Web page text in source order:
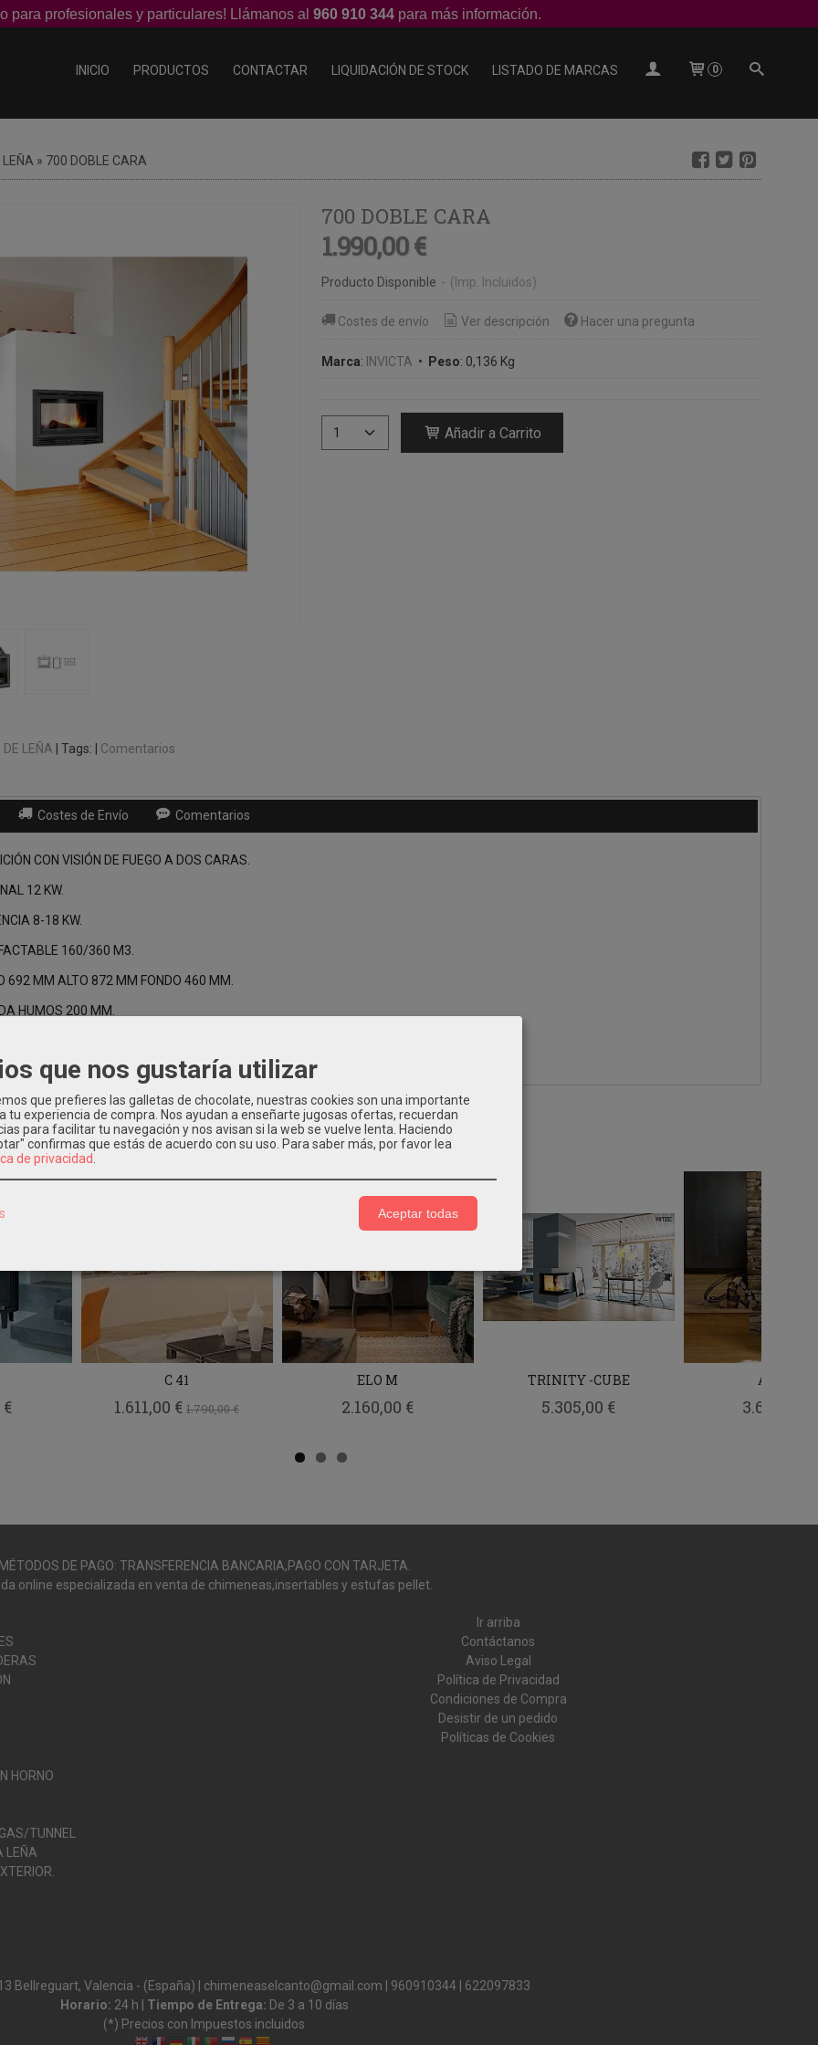
para profesionales y particulares! Llámanos al 960 910 344para más información.
INICIO PRODUCTOS CONTACTAR LIQUIDACIÓN DE STOCK LISTADO DE MARCAS 0
LEÑA » 700 DOBLE CARA
700 DOBLE CARA
1.990,00 €
Producto Disponible - (Imp. Incluidos)
Costes de envío Ver descripción Hacer una pregunta
Marca: INVICTA • Peso: 0,136 Kg
Añadir a Carrito
DE LEÑA Tags: Comentarios
Costes de Envío Comentarios
CON VISIÓN DE FUEGO A DOS CARAS.
12 KW.
8-18 KW.
160/360 M3.
692 MM ALTO 872 MM FONDO 460 MM.
HUMOS 200 MM.
C 41
1.611,00 €1.790,00 €
ELO M
2.160,00 €
TRINITY -CUBE
5.305,00 €
ALCOR
3.600,00 €
MÉTODOS DE PAGO: TRANSFERENCIA BANCARIA,PAGO CON TARJETA.
online especializada en venta de chimeneas,insertables y estufas pellet.
HORNO
TUNNEL
LEÑA
Ir arriba
Contáctanos
Aviso Legal
Política de Privacidad
Condiciones de Compra
Desistir de un pedido
Políticas de Cookies
Bellreguart, Valencia - (España) | chimeneaselcanto@gmail.com | 960910344
622097833
Horario: 24 h | Tiempo de Entrega: De 3 a 10 días
(*) Precios con Impuestos incluidos
que nos gustaría utilizar
que prefieres las galletas de chocolate, nuestras cookies son una importante
tu experiencia de compra. Nos ayudan a enseñarte jugosas ofertas, recuerdan
para facilitar tu navegación y nos avisan si la web se vuelve lenta. Haciendo
confirmas que estás de acuerdo con su uso. Para saber más, por favor lea
de privacidad.
Aceptar todas